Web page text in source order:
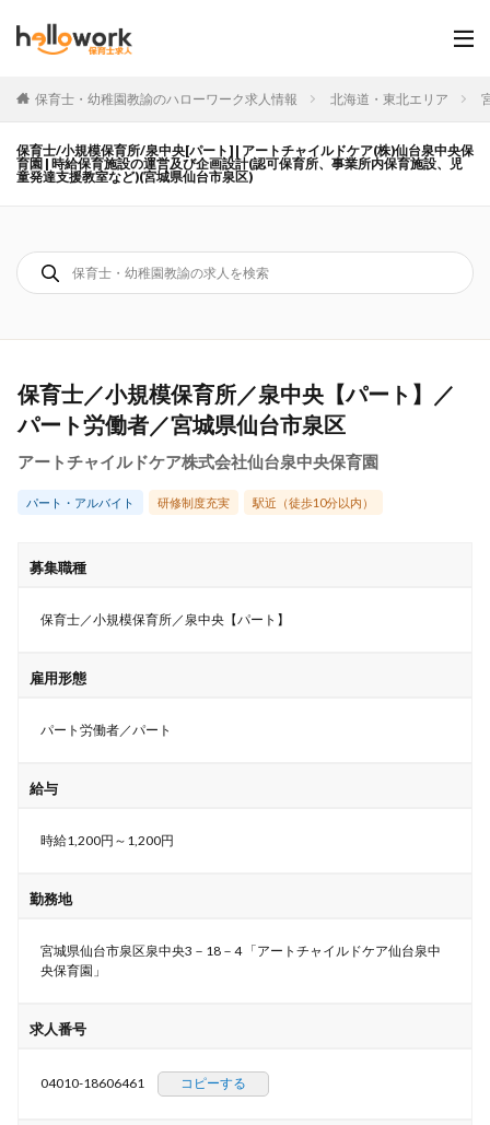
保育士・幼稚園教諭のハローワーク求人情報 北海道・東北エリア
保育士/小規模保育所/泉中央[パート] | アートチャイルドケア(株)仙台泉中央保
育園 | 時給保育施設の運営及び企画設計(認可保育所、事業所内保育施設、児
童発達支援教室など)(宮城県仙台市泉区)
保育士／小規模保育所／泉中央【パート】／
パート労働者／宮城県仙台市泉区
アートチャイルドケア株式会社仙台泉中央保育園
パート・アルバイト 研修制度充実 駅近（徒歩10分以内）
募集職種
保育士／小規模保育所／泉中央【パート】
雇用形態
パート労働者／パート
給与
時給1,200円～1,200円
勤務地
宮城県仙台市泉区泉中央3－18－4 「アートチャイルドケア仙台泉中
央保育園」
求人番号
04010-18606461 コピーする